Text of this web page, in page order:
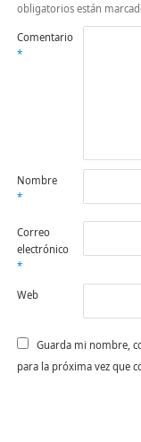
obligatorios están
Comentario
*
Nombre
*
Correo
electrónico
*
Web
Guarda mi nombre,
para la próxima vez que